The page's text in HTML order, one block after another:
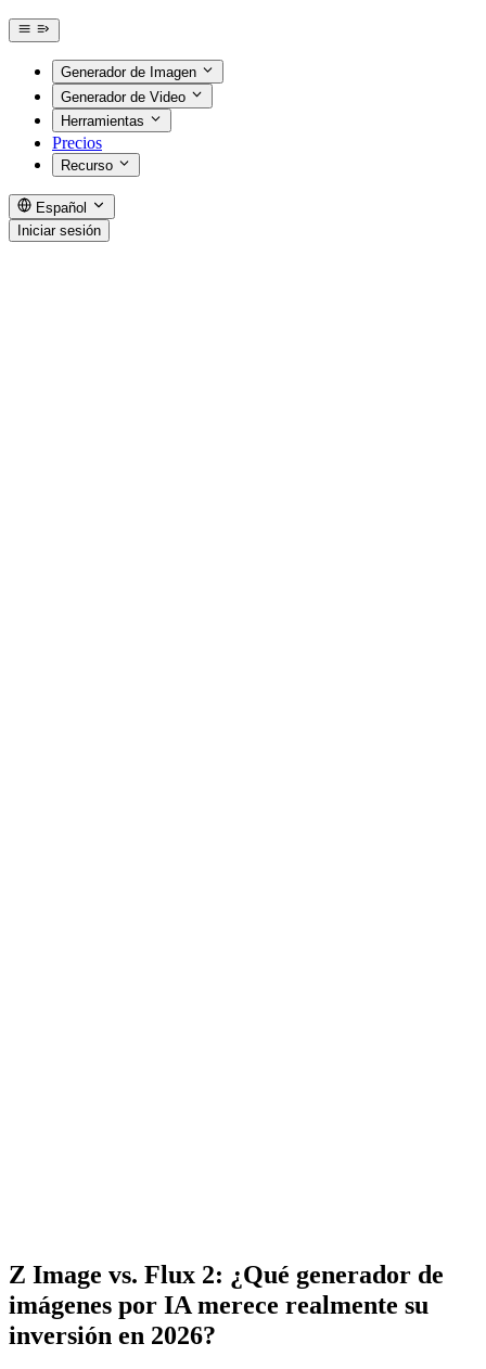
Generador de Imagen
Generador de Video
Herramientas
Precios
Recurso
Español
Iniciar sesión
Z Image vs. Flux 2: ¿Qué generador de
imágenes por IA merece realmente su
inversión en 2026?